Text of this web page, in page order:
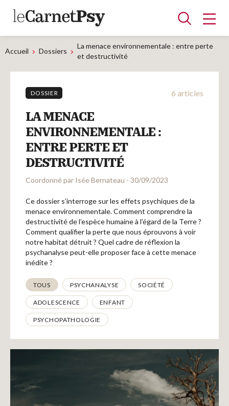
Articles
Dossiers
Auteurs
Recherches
Entretiens
Revues
Colloque
Accueil Dossiers
La menace environnementale : entre perte
et destructivité
DOSSIER 6 articles
LA MENACE
ENVIRONNEMENTALE :
ENTRE PERTE ET
DESTRUCTIVITÉ
Coordonné par Isée Bernateau - 30/09/2023
Ce dossier s’interroge sur les effets psychiques de la
menace environnementale. Comment comprendre la
destructivité de l’espèce humaine à l’égard de la Terre ?
Comment qualifier la perte que nous éprouvons à voir
notre habitat détruit ? Quel cadre de réflexion la
psychanalyse peut-elle proposer face à cette menace
inédite ?
Thématiques
TOUS PSYCHANALYSE SOCIÉTÉ
ADOLESCENCE ENFANT
PSYCHOPATHOLOGIE